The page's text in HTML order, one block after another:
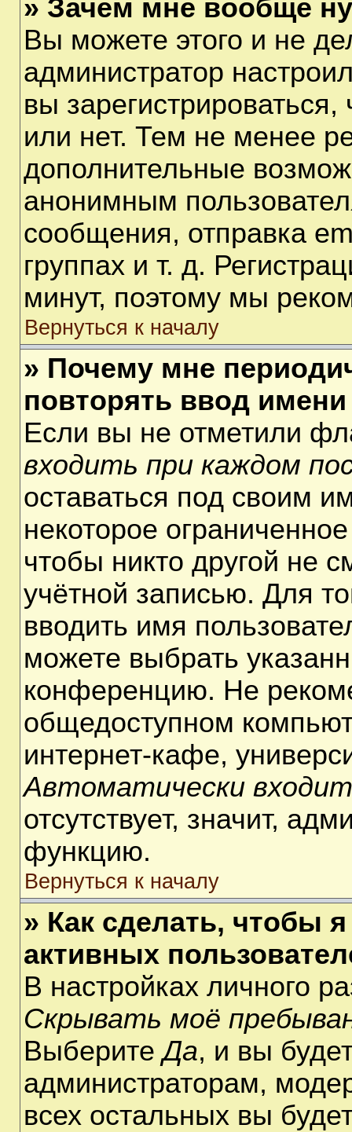
» Зачем мне вообще
Вы можете этого и не
администратор
вы
или нет. Тем не менее
дополнительные
анонимным
сообщения, отправка
группах и т. д.
минут, поэтому мы
Вернуться к началу
» Почему мне
повторять ввод
Если вы не отметили
входить при каждом
оставаться под своим
некоторое
чтобы никто другой не
учётной записью. Для
вводить имя
можете выбрать
конференцию. Не
общедоступном
интернет-кафе,
Автоматически
отсутствует, значит,
функцию.
Вернуться к началу
» Как сделать, чтобы
активных
В настройках личного
Скрывать моё
ВыберитеДа, и вы
администраторам,
всех остальных вы